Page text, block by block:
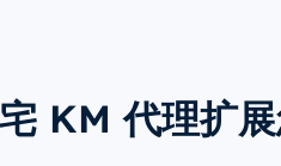
KM 代理扩